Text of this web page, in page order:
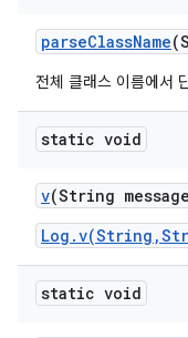
parseClassName
전체 클래스 이름에서
static void
v(String
static void